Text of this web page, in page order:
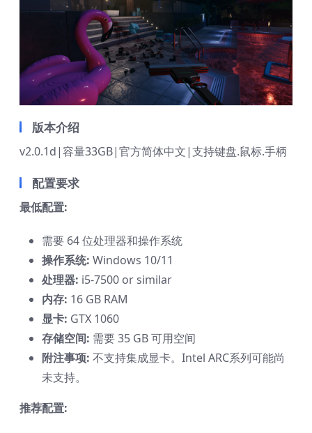
版本介绍
v2.0.1d|容量33GB|官方简体中文|支持键盘.鼠标.手柄
配置要求
最低配置:
需要 64 位处理器和操作系统
操作系统: Windows 10/11
处理器: i5-7500 or similar
内存: 16 GB RAM
显卡: GTX 1060
存储空间: 需要 35 GB 可用空间
附注事项: 不支持集成显卡。Intel ARC系列可能尚
未支持。
推荐配置: